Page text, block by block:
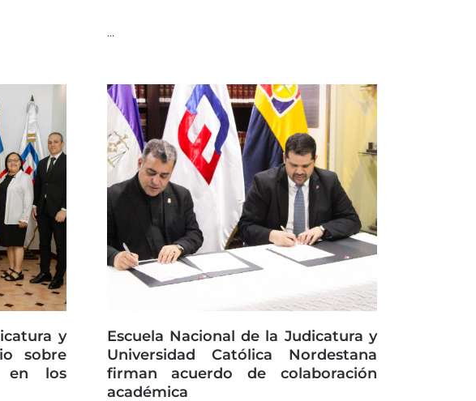
…
y
sobre
en los
Escuela Nacional de la Judicatura y
Universidad Católica Nordestana
firman acuerdo de colaboración
académica